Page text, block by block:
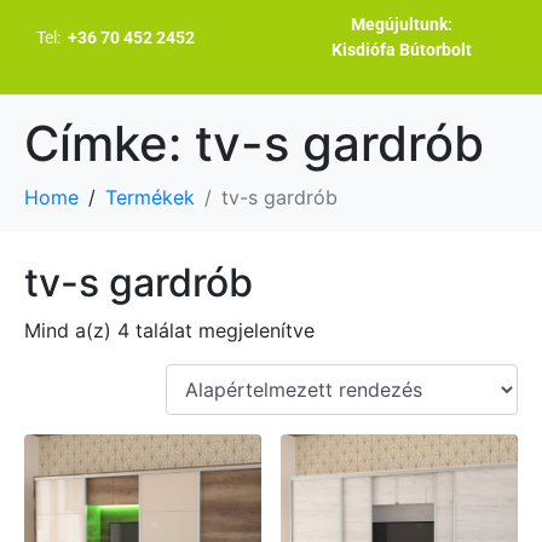
Tel: +36 70 452 2452
Megújultunk:
Kisdiófa Bútorbolt
Címke: tv-s gardrób
Home Termékek tv-s gardrób
tv-s gardrób
Mind a(z) 4 találat megjelenítve